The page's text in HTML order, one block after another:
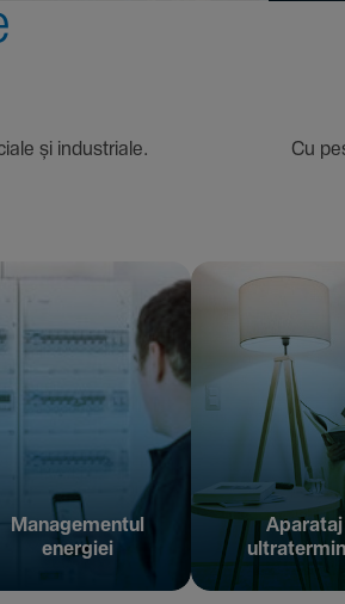
și indus­triale. Cu peste
Managementul
energiei
Aparataj